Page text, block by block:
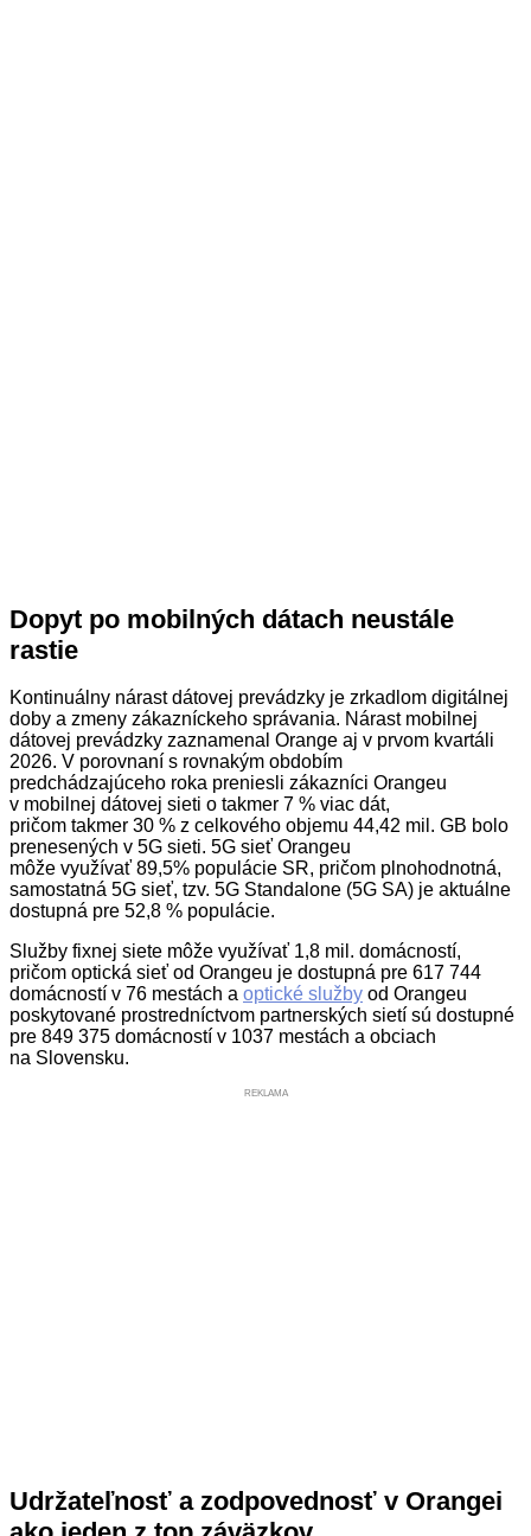
Dopyt po mobilných dátach neustále
rastie
Kontinuálny nárast dátovej prevádzky je zrkadlom digitálnej
doby a zmeny zákazníckeho správania. Nárast mobilnej
dátovej prevádzky zaznamenal Orange aj v prvom kvartáli
2026. V porovnaní s rovnakým obdobím
predchádzajúceho roka preniesli zákazníci Orangeu
v mobilnej dátovej sieti o takmer 7 % viac dát,
pričom takmer 30 % z celkového objemu 44,42 mil. GB bolo
prenesených v 5G sieti. 5G sieť Orangeu
môže využívať 89,5% populácie SR, pričom plnohodnotná,
samostatná 5G sieť, tzv. 5G Standalone (5G SA) je aktuálne
dostupná pre 52,8 % populácie.
Služby fixnej siete môže využívať 1,8 mil. domácností,
pričom optická sieť od Orangeu je dostupná pre 617 744
domácností v 76 mestách a optické služby od Orangeu
poskytované prostredníctvom partnerských sietí sú dostupné
pre 849 375 domácností v 1037 mestách a obciach
na Slovensku.
REKLAMA
Udržateľnosť a zodpovednosť v Orangei